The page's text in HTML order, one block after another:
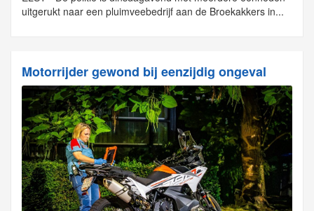
uitgerukt naar een pluimveebedrijf aan de Broekakkers in...
Motorrijder gewond bij eenzijdig ongeval